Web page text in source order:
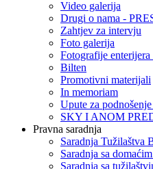
Video galerija
Drugi o nama -
Zahtjev za intervju
Foto galerija
Fotografije enterijera
Bilten
Promotivni materijali
In memoriam
Upute za
SKY I ANOM
Pravna saradnja
Saradnja Tužilaštva
Saradnja sa
Saradnja sa